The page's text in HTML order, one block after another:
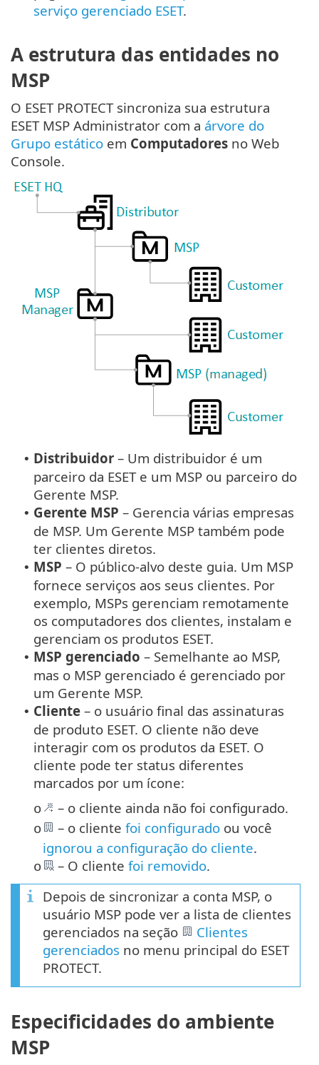
serviço gerenciado ESET.
A estrutura das entidades no
MSP
O ESET PROTECT sincroniza sua estrutura
ESET MSP Administrator com a árvore do
Grupo estático em Computadores no Web
Console.
• Distribuidor – Um distribuidor é um
parceiro da ESET e um MSP ou parceiro do
Gerente MSP.
• Gerente MSP – Gerencia várias empresas
de MSP. Um Gerente MSP também pode
ter clientes diretos.
• MSP – O público-alvo deste guia. Um MSP
fornece serviços aos seus clientes. Por
exemplo, MSPs gerenciam remotamente
os computadores dos clientes, instalam e
gerenciam os produtos ESET.
• MSP gerenciado – Semelhante ao MSP,
mas o MSP gerenciado é gerenciado por
um Gerente MSP.
• Cliente – o usuário final das assinaturas
de produto ESET. O cliente não deve
interagir com os produtos da ESET. O
cliente pode ter status diferentes
marcados por um ícone:
o – o cliente ainda não foi configurado.
o – o cliente foi configurado ou você
ignorou a configuração do cliente.
o – O cliente foi removido.
Depois de sincronizar a conta MSP, o
usuário MSP pode ver a lista de clientes
gerenciados na seção
Clientes
gerenciados no menu principal do ESET
PROTECT.
Especificidades do ambiente
MSP